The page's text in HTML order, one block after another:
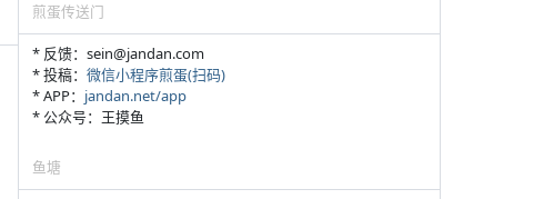
煎蛋传送门
* 反馈：sein@jandan.com
* 投稿： 微信小程序煎蛋(扫码)
* APP： jandan.net/app
* 公众号：王摸鱼
鱼塘